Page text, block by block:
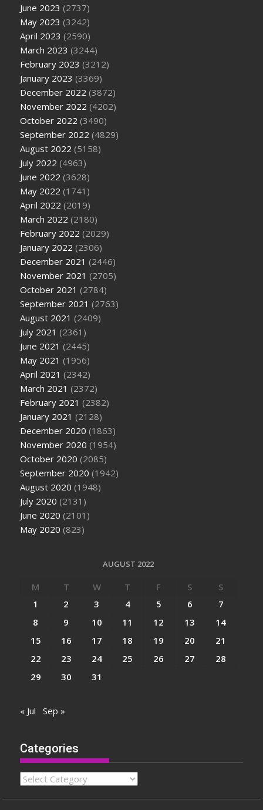
June 2023 (2737)
May 2023 (3242)
April 2023 (2590)
March 2023 (3244)
February 2023 (3212)
January 2023 (3369)
December 2022 (3872)
November 2022 (4202)
October 2022 (3490)
September 2022 (4829)
August 2022 (5158)
July 2022 (4963)
June 2022 (3628)
May 2022 (1741)
April 2022 (2019)
March 2022 (2180)
February 2022 (2029)
January 2022 (2306)
December 2021 (2446)
November 2021 (2705)
October 2021 (2784)
September 2021 (2763)
August 2021 (2409)
July 2021 (2361)
June 2021 (2445)
May 2021 (1956)
April 2021 (2342)
March 2021 (2372)
February 2021 (2382)
January 2021 (2128)
December 2020 (1863)
November 2020 (1954)
October 2020 (2085)
September 2020 (1942)
August 2020 (1948)
July 2020 (2131)
June 2020 (2101)
May 2020 (823)
AUGUST 2022
M T W T F S
S
1
2 3 4 5 6
7
8
9 10 11 12 13
14
15
16 17 18 19 20
21
22
23 24 25 26 27
28
29
30 31
« Jul Sep »
Categories
Categories